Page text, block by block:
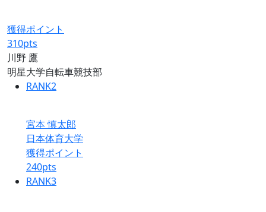
獲得ポイント
310pts
川野 鷹
明星大学自転車競技部
RANK2
宮本 慎太郎
日本体育大学
獲得ポイント
240pts
RANK3